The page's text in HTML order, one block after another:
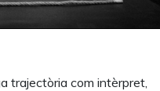
trajectòria com intèrpret,